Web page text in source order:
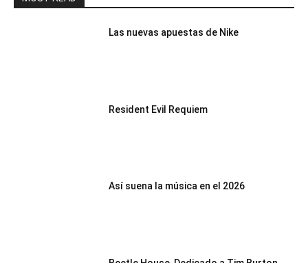
Las nuevas apuestas de Nike
Resident Evil Requiem
Así suena la música en el 2026